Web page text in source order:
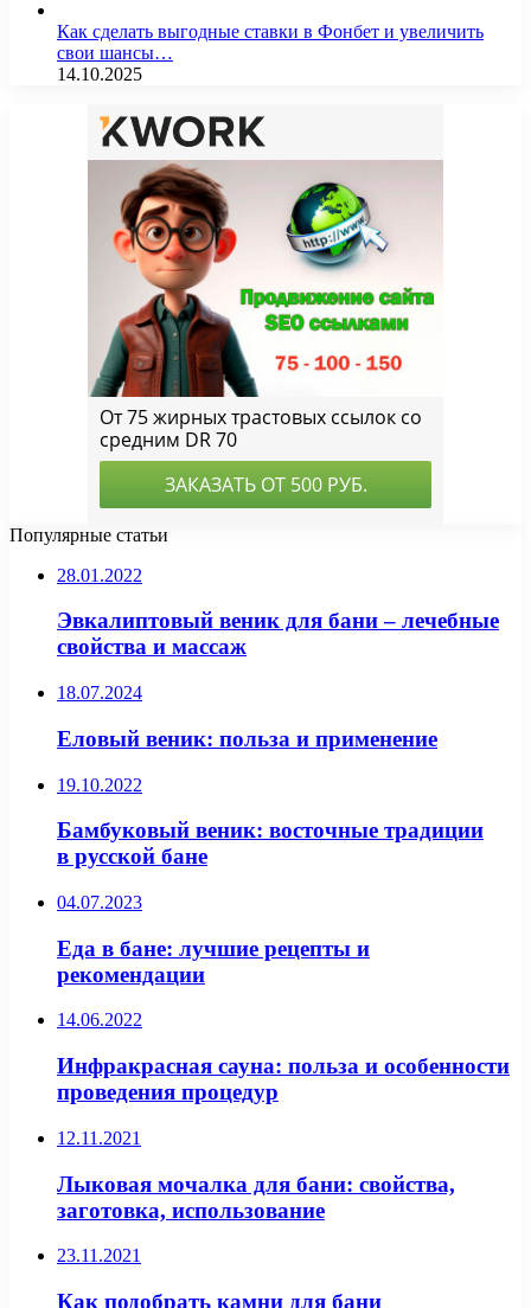
Как сделать выгодные ставки в Фонбет и увеличить
свои шансы…
14.10.2025
Популярные статьи
28.01.2022
Эвкалиптовый веник для бани – лечебные
свойства и массаж
18.07.2024
Еловый веник: польза и применение
19.10.2022
Бамбуковый веник: восточные традиции
в русской бане
04.07.2023
Еда в бане: лучшие рецепты и
рекомендации
14.06.2022
Инфракрасная сауна: польза и особенности
проведения процедур
12.11.2021
Лыковая мочалка для бани: свойства,
заготовка, использование
23.11.2021
Как подобрать камни для бани